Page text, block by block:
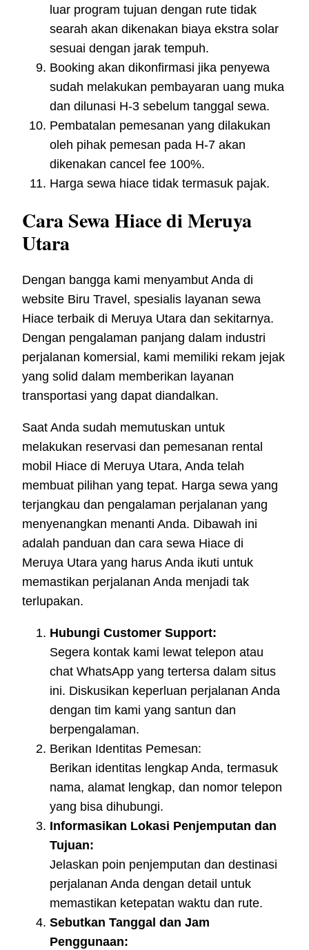
luar program tujuan dengan rute tidak
searah akan dikenakan biaya ekstra solar
sesuai dengan jarak tempuh.
Booking akan dikonfirmasi jika penyewa
sudah melakukan pembayaran uang muka
dan dilunasi H-3 sebelum tanggal sewa.
Pembatalan pemesanan yang dilakukan
oleh pihak pemesan pada H-7 akan
dikenakan cancel fee 100%.
Harga sewa hiace tidak termasuk pajak.
Cara Sewa Hiace di Meruya
Utara
Dengan bangga kami menyambut Anda di
website Biru Travel, spesialis layanan sewa
Hiace terbaik di Meruya Utara dan sekitarnya.
Dengan pengalaman panjang dalam industri
perjalanan komersial, kami memiliki rekam jejak
yang solid dalam memberikan layanan
transportasi yang dapat diandalkan.
Saat Anda sudah memutuskan untuk
melakukan reservasi dan pemesanan rental
mobil Hiace di Meruya Utara, Anda telah
membuat pilihan yang tepat. Harga sewa yang
terjangkau dan pengalaman perjalanan yang
menyenangkan menanti Anda. Dibawah ini
adalah panduan dan cara sewa Hiace di
Meruya Utara yang harus Anda ikuti untuk
memastikan perjalanan Anda menjadi tak
terlupakan.
Hubungi Customer Support:
Segera kontak kami lewat telepon atau
chat WhatsApp yang tertersa dalam situs
ini. Diskusikan keperluan perjalanan Anda
dengan tim kami yang santun dan
berpengalaman.
Berikan Identitas Pemesan:
Berikan identitas lengkap Anda, termasuk
nama, alamat lengkap, dan nomor telepon
yang bisa dihubungi.
Informasikan Lokasi Penjemputan dan
Tujuan:
Jelaskan poin penjemputan dan destinasi
perjalanan Anda dengan detail untuk
memastikan ketepatan waktu dan rute.
Sebutkan Tanggal dan Jam
Penggunaan: